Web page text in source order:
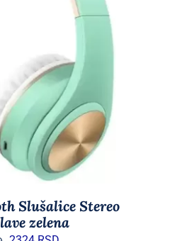
Slušalice Stereo
zelena